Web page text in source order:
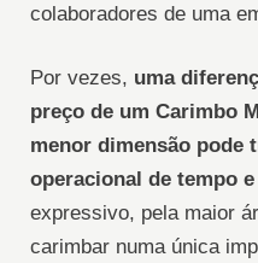
colaboradores de uma
Por vezes, uma
preço de um Carimbo
menor dimensão pode
operacional de tempo
expressivo, pela maior
carimbar numa única